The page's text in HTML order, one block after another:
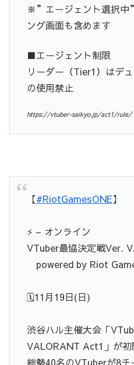
※”エージェント選択中
ング画面も含めます
■エージェント制限
リーダー（Tier1）はデ
の使用禁止
https://vtuber-saikyo.jp/act1/rule/
【#RiotGamesONE】
⚡ – オンライン
VTuber最協決定戦Ver.
powered by Riot
🗓️11月19日(日)
渋谷ハル主催大会「
VALORANT Act1」が初
総勢40名のVTuberが8